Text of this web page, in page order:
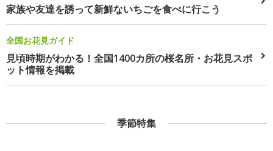
家族や友達を誘って新鮮ないちごを食べに行こう
全国お花見ガイド
見頃時期がわかる！全国1400カ所の桜名所・お花見スポ
ット情報を掲載
季節特集